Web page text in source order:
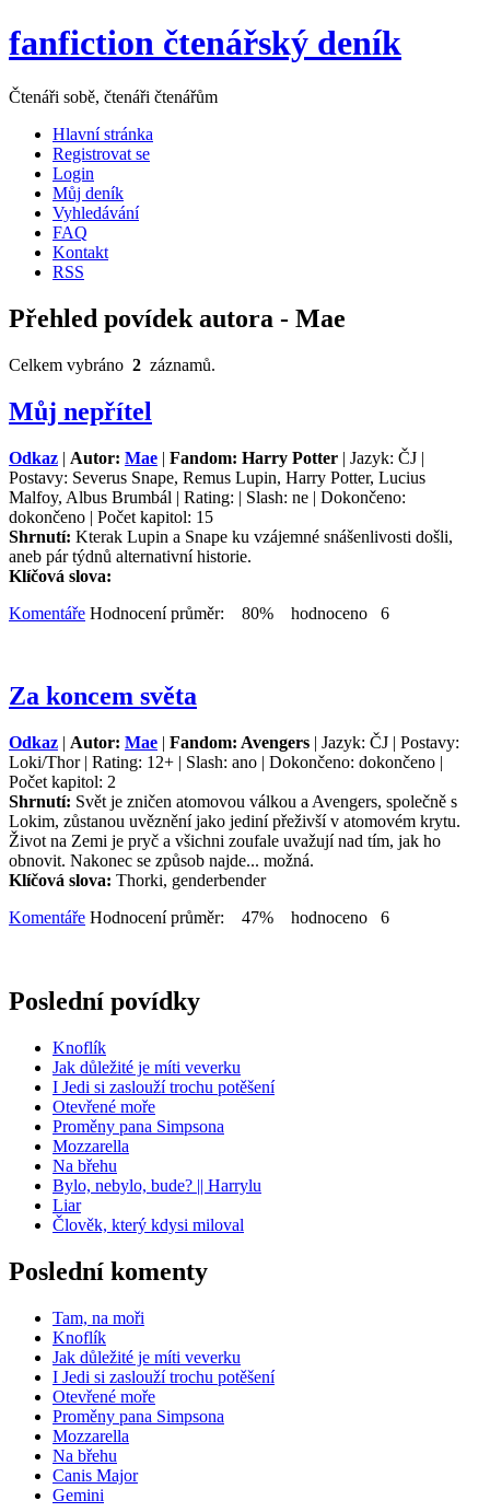
fanfiction čtenářský deník
Čtenáři sobě, čtenáři čtenářům
Hlavní stránka
Registrovat se
Login
Můj deník
Vyhledávání
FAQ
Kontakt
RSS
Přehled povídek autora - Mae
Celkem vybráno 2 záznamů.
Můj nepřítel
Odkaz | Autor: Mae | Fandom: Harry Potter | Jazyk: ČJ |
Postavy: Severus Snape, Remus Lupin, Harry Potter, Lucius
Malfoy, Albus Brumbál | Rating: | Slash: ne | Dokončeno:
dokončeno | Počet kapitol: 15
Shrnutí: Kterak Lupin a Snape ku vzájemné snášenlivosti došli,
aneb pár týdnů alternativní historie.
Klíčová slova:
Komentáře Hodnocení průměr: 80% hodnoceno 6
Za koncem světa
Odkaz | Autor: Mae | Fandom: Avengers | Jazyk: ČJ | Postavy:
Loki/Thor | Rating: 12+ | Slash: ano | Dokončeno: dokončeno |
Počet kapitol: 2
Shrnutí: Svět je zničen atomovou válkou a Avengers, společně s
Lokim, zůstanou uvěznění jako jediní přeživší v atomovém krytu.
Život na Zemi je pryč a všichni zoufale uvažují nad tím, jak ho
obnovit. Nakonec se způsob najde... možná.
Klíčová slova: Thorki, genderbender
Komentáře Hodnocení průměr: 47% hodnoceno 6
Poslední povídky
Knoflík
Jak důležité je míti veverku
I Jedi si zaslouží trochu potěšení
Otevřené moře
Proměny pana Simpsona
Mozzarella
Na břehu
Bylo, nebylo, bude? || Harrylu
Liar
Člověk, který kdysi miloval
Poslední komenty
Tam, na moři
Knoflík
Jak důležité je míti veverku
I Jedi si zaslouží trochu potěšení
Otevřené moře
Proměny pana Simpsona
Mozzarella
Na břehu
Canis Major
Gemini